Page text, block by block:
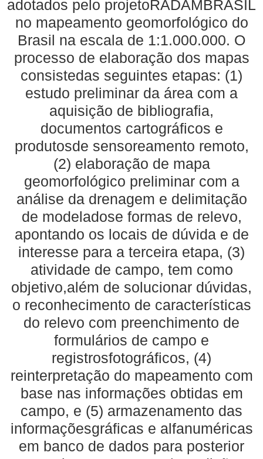
adotados pelo projetoRADAMBRASIL
no mapeamento geomorfológico do
Brasil na escala de 1:1.000.000. O
processo de elaboração dos mapas
consistedas seguintes etapas: (1)
estudo preliminar da área com a
aquisição de bibliografia,
documentos cartográficos e
produtosde sensoreamento remoto,
(2) elaboração de mapa
geomorfológico preliminar com a
análise da drenagem e delimitação
de modeladose formas de relevo,
apontando os locais de dúvida e de
interesse para a terceira etapa, (3)
atividade de campo, tem como
objetivo,além de solucionar dúvidas,
o reconhecimento de características
do relevo com preenchimento de
formulários de campo e
registrosfotográficos, (4)
reinterpretação do mapeamento com
base nas informações obtidas em
campo, e (5) armazenamento das
informaçõesgráficas e alfanuméricas
em banco de dados para posterior